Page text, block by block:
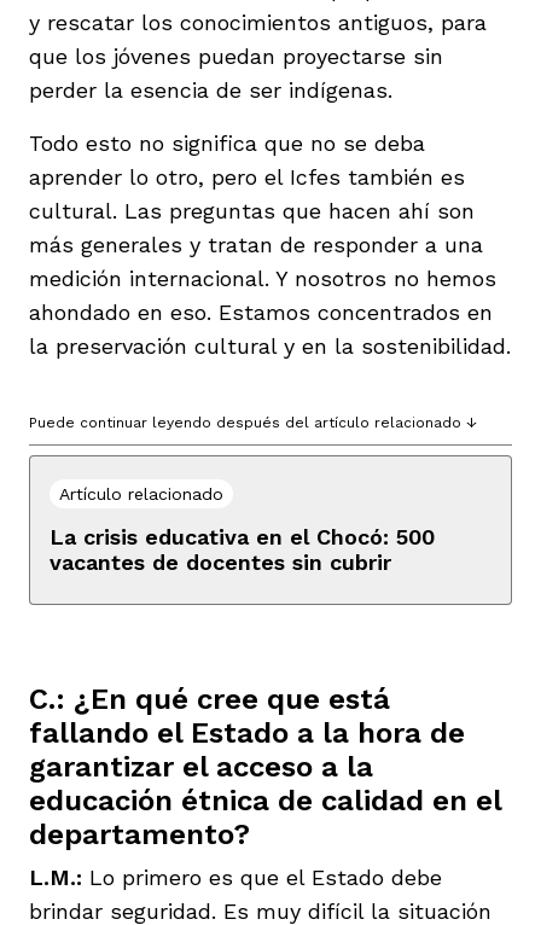
y rescatar los conocimientos antiguos, para
que los jóvenes puedan proyectarse sin
perder la esencia de ser indígenas.
Todo esto no significa que no se deba
aprender lo otro, pero el Icfes también es
cultural. Las preguntas que hacen ahí son
más generales y tratan de responder a una
medición internacional. Y nosotros no hemos
ahondado en eso. Estamos concentrados en
la preservación cultural y en la sostenibilidad.
Puede continuar leyendo después del artículo relacionado ↓
Artículo relacionado
La crisis educativa en el Chocó: 500
vacantes de docentes sin cubrir
C.: ¿En qué cree que está
fallando el Estado a la hora de
garantizar el acceso a la
educación étnica de calidad en el
departamento?
L.M.: Lo primero es que el Estado debe
brindar seguridad. Es muy difícil la situación